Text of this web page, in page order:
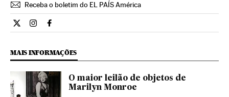
Receba o boletim do EL PAÍS América
Cultura El País Brasil en Twitter
Cultura El País Brasil en Instagram
Cultura El País Brasil en Facebook
MAIS INFORMAÇÕES
O maior leilão de objetos de
Marilyn Monroe